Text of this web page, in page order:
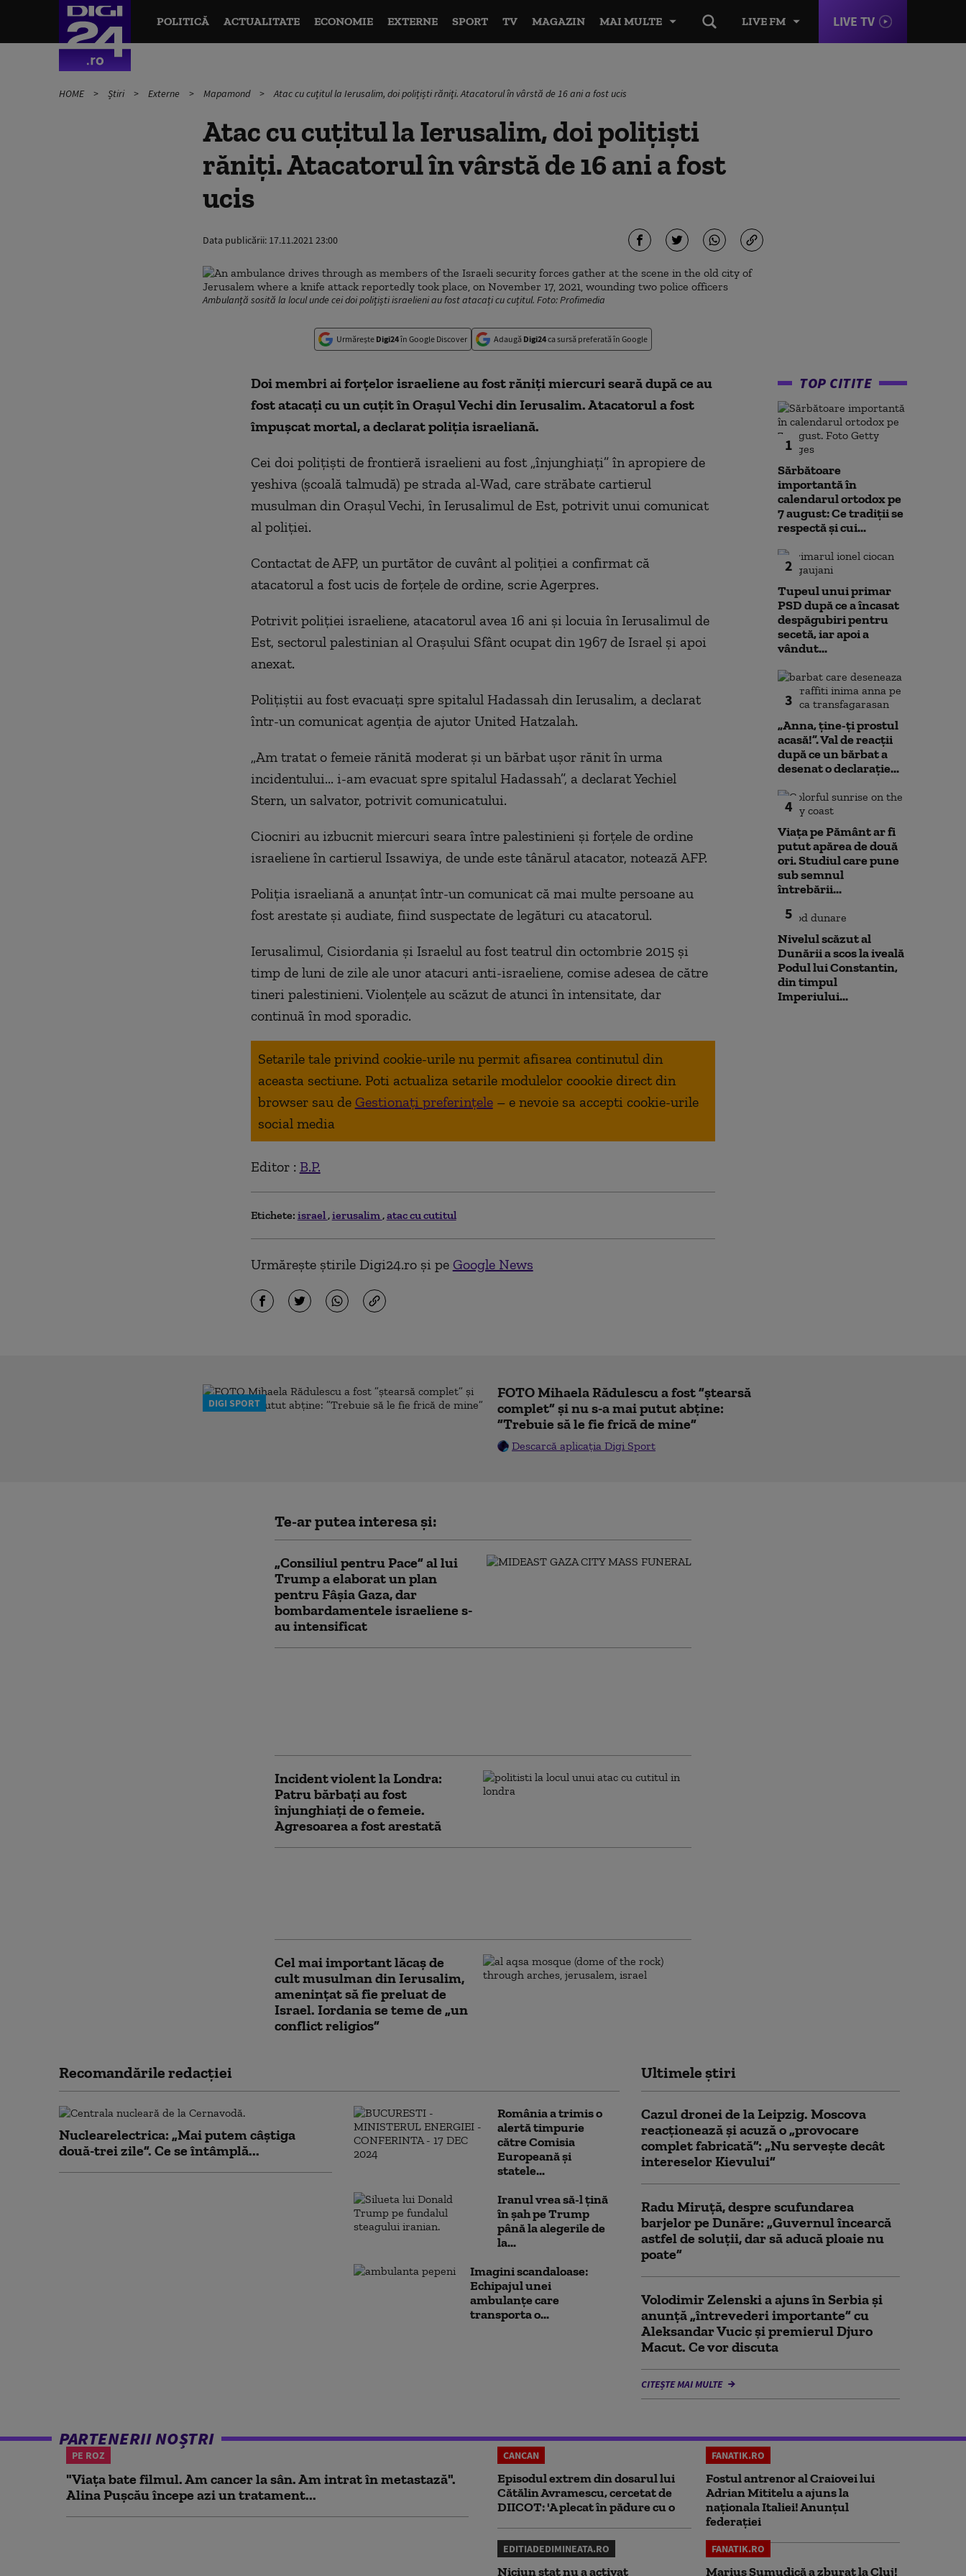
LIVE FM LIVE TV
POLITICĂ ACTUALITATE ECONOMIE EXTERNE SPORT TV MAGAZIN MAI MULTE
HOME Știri Externe Mapamond Atac cu cuţitul la Ierusalim, doi polițiști răniţi. Atacatorul în vârstă de 16 ani a fost ucis
Atac cu cuţitul la Ierusalim, doi polițiști
răniţi. Atacatorul în vârstă de 16 ani a fost
ucis
Data publicării: 17.11.2021 23:00
Ambulanță sosită la locul unde cei doi polițiști israelieni au fost atacați cu cuțitul. Foto: Profimedia
Urmărește Digi24în Google Discover Adaugă Digi24ca sursă preferată în Google
Doi membri ai forțelor israeliene au fost răniți miercuri seară după ce au
fost atacați cu un cuţit în Oraşul Vechi din Ierusalim. Atacatorul a fost
împuşcat mortal, a declarat poliţia israeliană.
Cei doi poliţiști de frontieră israelieni au fost „înjunghiaţi” în apropiere de
yeshiva (şcoală talmudă) pe strada al-Wad, care străbate cartierul
musulman din Oraşul Vechi, în Ierusalimul de Est, potrivit unui comunicat
al poliţiei.
Contactat de AFP, un purtător de cuvânt al poliţiei a confirmat că
atacatorul a fost ucis de forţele de ordine, scrie Agerpres.
Potrivit poliţiei israeliene, atacatorul avea 16 ani şi locuia în Ierusalimul de
Est, sectorul palestinian al Oraşului Sfânt ocupat din 1967 de Israel şi apoi
anexat.
Poliţiştii au fost evacuaţi spre spitalul Hadassah din Ierusalim, a declarat
într-un comunicat agenţia de ajutor United Hatzalah.
„Am tratat o femeie rănită moderat şi un bărbat uşor rănit în urma
incidentului... i-am evacuat spre spitalul Hadassah”, a declarat Yechiel
Stern, un salvator, potrivit comunicatului.
Ciocniri au izbucnit miercuri seara între palestinieni şi forţele de ordine
israeliene în cartierul Issawiya, de unde este tânărul atacator, notează AFP.
Poliţia israeliană a anunţat într-un comunicat că mai multe persoane au
fost arestate şi audiate, fiind suspectate de legături cu atacatorul.
Ierusalimul, Cisiordania şi Israelul au fost teatrul din octombrie 2015 şi
timp de luni de zile ale unor atacuri anti-israeliene, comise adesea de către
tineri palestinieni. Violenţele au scăzut de atunci în intensitate, dar
continuă în mod sporadic.
Setarile tale privind cookie-urile nu permit afisarea continutul din
aceasta sectiune. Poti actualiza setarile modulelor coookie direct din
browser sau de Gestionați preferințele – e nevoie sa accepti cookie-urile
social media
Editor : B.P.
Etichete: israel ierusalim atac cu cutitul
Urmărește știrile Digi24.ro și pe Google News
TOP CITITE
1
Sărbătoare
importantă în
calendarul ortodox pe
7 august: Ce tradiții se
respectă și cui...
2
Tupeul unui primar
PSD după ce a încasat
despăgubiri pentru
secetă, iar apoi a
vândut...
3
„Anna, ţine-ţi prostul
acasă!”. Val de reacții
după ce un bărbat a
desenat o declarație...
4
Viața pe Pământ ar fi
putut apărea de două
ori. Studiul care pune
sub semnul
întrebării...
5
Nivelul scăzut al
Dunării a scos la iveală
Podul lui Constantin,
din timpul
Imperiului...
DIGI SPORT
FOTO Mihaela Rădulescu a fost ”ștearsă
complet” și nu s-a mai putut abține:
”Trebuie să le fie frică de mine”
Descarcă aplicația Digi Sport
Te-ar putea interesa și:
„Consiliul pentru Pace” al lui
Trump a elaborat un plan
pentru Fâșia Gaza, dar
bombardamentele israeliene s-
au intensificat
Incident violent la Londra:
Patru bărbaţi au fost
înjunghiaţi de o femeie.
Agresoarea a fost arestată
Cel mai important lăcaş de
cult musulman din Ierusalim,
amenințat să fie preluat de
Israel. Iordania se teme de „un
conflict religios”
Recomandările redacţiei
Nuclearelectrica: „Mai putem câștiga
două-trei zile”. Ce se întâmplă...
România a trimis o
alertă timpurie
către Comisia
Europeană și
statele...
Iranul vrea să-l țină
în șah pe Trump
până la alegerile de
la...
Imagini scandaloase:
Echipajul unei
ambulanțe care
transporta o...
Ultimele știri
Cazul dronei de la Leipzig. Moscova
reacționează și acuză o „provocare
complet fabricată”: „Nu serveşte decât
intereselor Kievului”
Radu Miruță, despre scufundarea
barjelor pe Dunăre: „Guvernul încearcă
astfel de soluții, dar să aducă ploaie nu
poate”
Volodimir Zelenski a ajuns în Serbia și
anunță „întrevederi importante” cu
Aleksandar Vucic și premierul Djuro
Macut. Ce vor discuta
CITEȘTE MAI MULTE
PARTENERII NOȘTRI
PE ROZ
"Viața bate filmul. Am cancer la sân. Am intrat în metastază".
Alina Pușcău începe azi un tratament...
CANCAN
Episodul extrem din dosarul lui
Cătălin Avramescu, cercetat de
DIICOT: 'A plecat în pădure cu o
FANATIK.RO
Fostul antrenor al Craiovei lui
Adrian Mititelu a ajuns la
naționala Italiei! Anunțul
federației
EDITIADEDIMINEATA.RO
Niciun stat nu a activat
FANATIK.RO
Marius Şumudică a zburat la Cluj!